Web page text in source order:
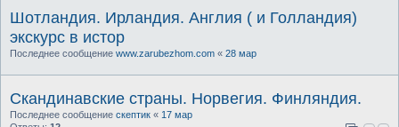
Шотландия. Ирландия. Англия ( и Голландия)
экскурс в истор
Последнее сообщение www.zarubezhom.com « 28 мар
Cкандинавские страны. Норвегия. Финляндия.
Последнее сообщение скептик « 17 мар